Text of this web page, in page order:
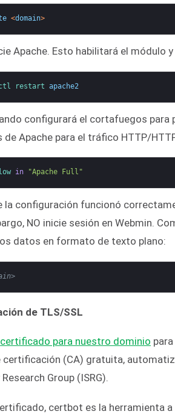
<domain>
Apache. Esto habilitará el módulo
restart apache2
configurará el cortafuegos
Apache para el tráfico HTTP/
in "Apache Full"
la configuración funcionó
NO inicie sesión en Webmin.
datos en formato de texto plano:
de TLS/SSL
certificado para nuestro dominio
(CA) gratuita,
Group (ISRG).
certbot es la herramienta